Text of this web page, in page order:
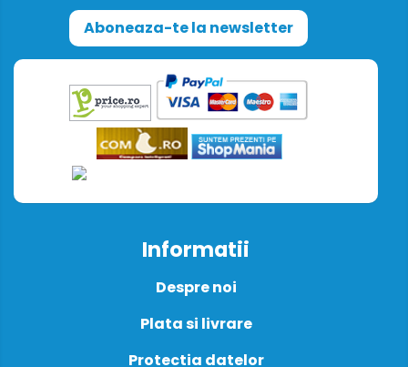
Aboneaza-te la newsletter
Informatii
Despre noi
Plata si livrare
Protectia datelor